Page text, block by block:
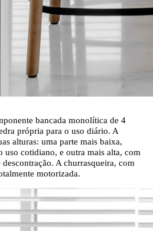
bancada monolítica de 4
própria para o uso diário. A
alturas: uma parte mais baixa,
uso cotidiano, e outra mais alta, com
A churrasqueira, com
motorizada.